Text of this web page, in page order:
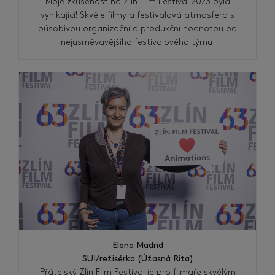
Moje zkušenost na Zlín Film Festival 2023 byla
vynikající! Skvělé filmy a festivalová atmosféra s
působivou organizační a produkční hodnotou od
nejusměvavějšího festivalového týmu.
Elena Madrid
SUI/režisérka (Úžasná Rita)
Přátelský Zlín Film Festival je pro filmaře skvělým